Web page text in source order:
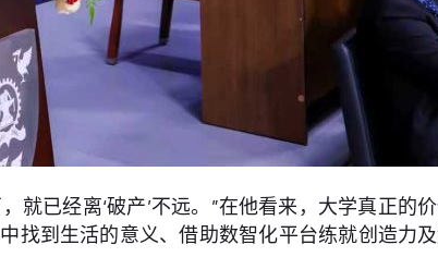
就已经离‘破产’不远。”在他看来，大学真正的
到生活的意义、借助数智化平台练就创造力及